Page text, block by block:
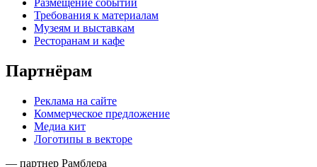
Размещение событий
Требования к материалам
Музеям и выставкам
Ресторанам и кафе
Партнёрам
Реклама на сайте
Коммерческое предложение
Медиа кит
Логотипы в векторе
— партнер Рамблера